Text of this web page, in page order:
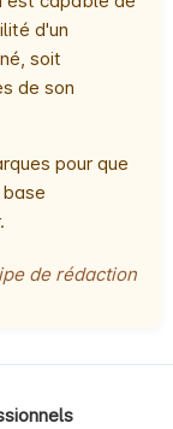
d'un
soit
de son
pour que
de rédaction